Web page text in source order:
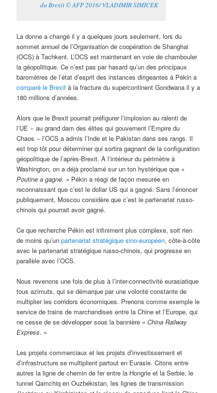
du Brexit © AFP 2016/ VLADIMIR SIMICEK
La donne a changé il y a quelques jours seulement, lors du
sommet annuel de l’Organisation de coopération de Shanghai
(OCS) à Tachkent. L’OCS est maintenant en voie de chambouler
la géopolitique. Ce n’est pas par hasard qu’un des principaux
baromètres de l’état d’esprit des instances dirigeantes à Pékin a
comparé le Brexit à la fracture du supercontinent Gondwana il y a
180 millions d’années.
Alors que le Brexit pourrait préfigurer l’implosion au ralenti de
l’UE − au grand dam des élites qui gouvernent l’Empire du
Chaos − l’OCS a admis l’Inde et le Pakistan dans ses rangs. Il
est trop tôt pour déterminer qui sortira gagnant de la configuration
géopolitique de l’après-Brexit. À l’intérieur du périmètre à
Washington, on a déjà proclamé sur un ton hystérique que «
Poutine a gagné. » Pékin a réagi de façon mesurée en
reconnaissant que c’est le dollar US qui a gagné. Sans l’énoncer
publiquement, Moscou considère que c’est le partenariat russo-
chinois qui pourrait avoir gagné.
Ce que recherche Pékin est infiniment plus complexe, soit rien
de moins qu’unpartenariat stratégique sino-européen, côte-à-côte
avec le partenariat stratégique russo‑chinois, qui progresse en
parallèle avec l’OCS.
Nous revenons une fois de plus à l’inter-connectivité eurasiatique
tous azimuts, qui se démarque par une volonté constante de
multiplier les corridors économiques. Prenons comme exemple le
service de trains de marchandises entre la Chine et l’Europe, qui
ne cesse de se développer sous la bannière «China Railway
Express. »
Les projets commerciaux et les projets d’investissement et
d’infrastructure se multiplient partout en Eurasie. Citons entre
autres la ligne de chemin de fer entre la Hongrie et la Serbie, le
tunnel Qamchiq en Ouzbékistan, les lignes de transmission